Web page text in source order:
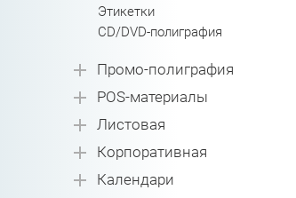
Этикетки
CD/DVD-полиграфия
Промо-полиграфия
POS-материалы
Листовая
Корпоративная
Календари